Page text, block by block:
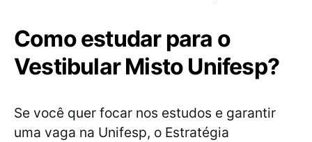
Como estudar para o
Vestibular Misto Unifesp?
Se você quer focar nos estudos e garantir
uma vaga na Unifesp, o Estratégia